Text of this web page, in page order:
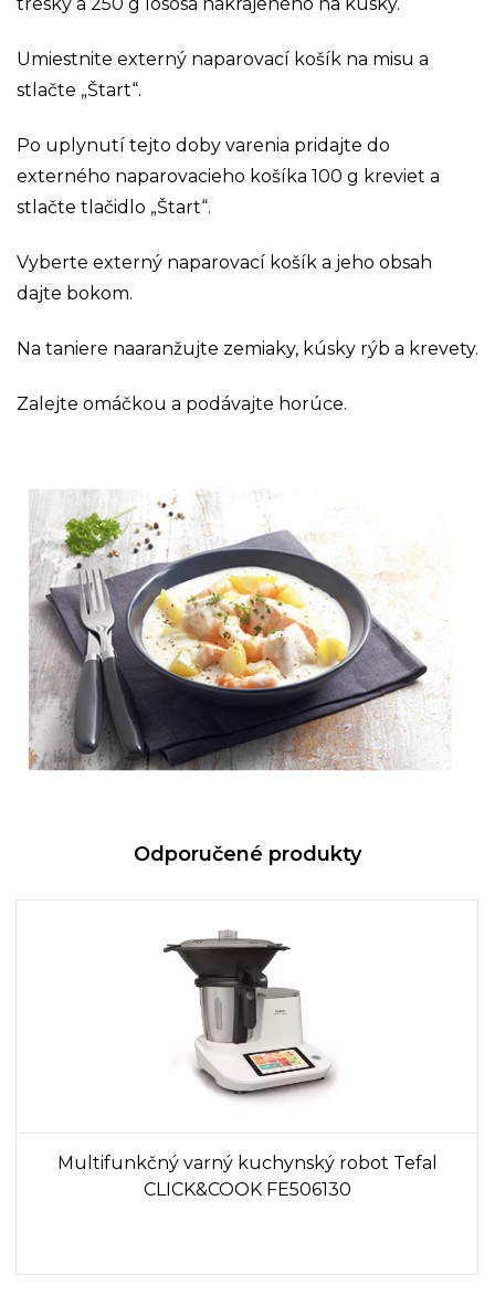
Umiestnite externý naparovací košík na misu a
stlačte „Štart“.
Po uplynutí tejto doby varenia pridajte do
externého naparovacieho košíka 100 g kreviet a
stlačte tlačidlo „Štart“.
Vyberte externý naparovací košík a jeho obsah
dajte bokom.
Na taniere naaranžujte zemiaky, kúsky rýb a krevety.
Zalejte omáčkou a podávajte horúce.
Odporučené produkty
Multifunkčný varný kuchynský robot Tefal
CLICK&COOK FE506130